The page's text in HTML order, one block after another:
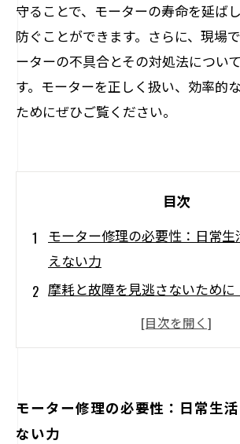
守ることで、モーターの寿命を延ば
防ぐことができます。さらに、現場
ーターの不具合とその対処法につい
す。モーターを正しく扱い、効率的
ためにぜひご覧ください。
目次
モーター修理の必要性：日常生
えない力
摩耗と故障を見逃さないため
効率的な生産の鍵：モーター
定期点検で差がつく！モーター
る秘訣
モーター修理の必要性：日常生
ない力